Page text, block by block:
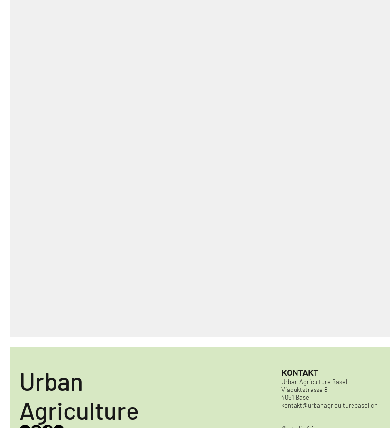
KONTAKT
Urban Agriculture Basel
Viaduktstrasse 8
4051 Basel
kontakt@urbanagriculturebasel.ch
Urban
Agriculture